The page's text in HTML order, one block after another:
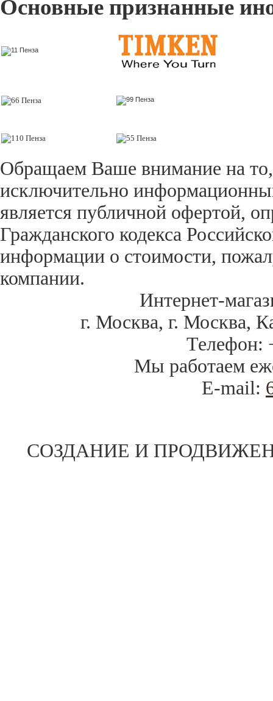
Основные признанные
Обращаем Ваше внимание на
исключительно
является публичной офертой,
Гражданского кодекса
информации о стоимости,
компании.
Интернет-
г. Москва,г. Москва,
Телефон:
Мы работаем
E-mail:
СОЗДАНИЕ И